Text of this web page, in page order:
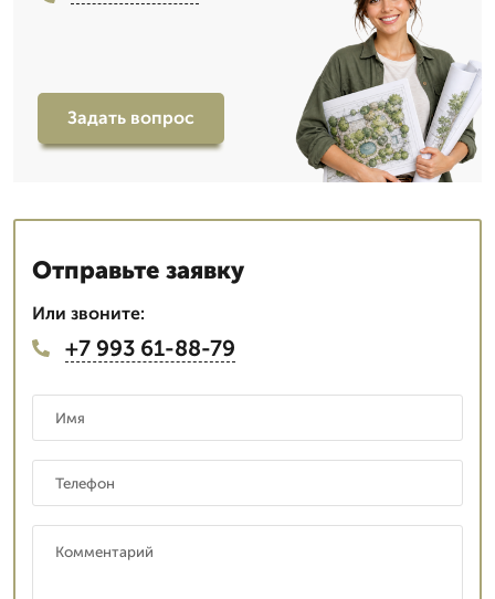
Задать вопрос
Отправьте заявку
Или звоните:
+7 993 61-88-79